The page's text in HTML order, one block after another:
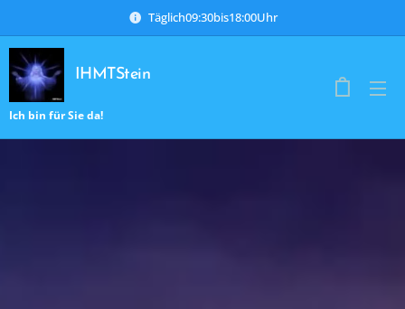
Täglich09:30bis18:00Uhr
IHMTStein
Ich bin für Sie da!